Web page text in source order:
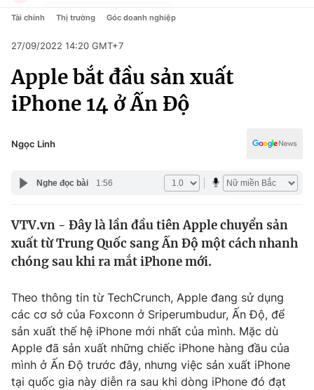
Chuyên mục
Chính trị
Pháp luật
Thế giới
Thế giới đó đây
Câu chuyện quốc tế
Kinh tế
Tài chính
Thị trường
Góc doanh nghiệp
Dữ liệu và đời sống
Truyền hình
Chính trị
Pháp luật
Kinh tế
Thể thao
Truyền hình
Y tế
Công nghệ
Tài chính Thị trường Góc doanh nghiệp
27/09/2022 14:20 GMT+7
Apple bắt đầu sản xuất
iPhone 14 ở Ấn Độ
Ngọc Linh
Nghe đọc bài 1:56
VTV.vn - Đây là lần đầu tiên Apple chuyển sản
xuất từ ​​Trung Quốc sang Ấn Độ một cách nhanh
chóng sau khi ra mắt iPhone mới.
Theo thông tin từ TechCrunch, Apple đang sử dụng
các cơ sở của Foxconn ở Sriperumbudur, Ấn Độ, để
sản xuất thế hệ iPhone mới nhất của mình. Mặc dù
Apple đã sản xuất những chiếc iPhone hàng đầu của
mình ở Ấn Độ trước đây, nhưng việc sản xuất iPhone
tại quốc gia này diễn ra sau khi dòng iPhone đó đạt